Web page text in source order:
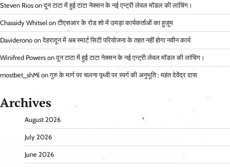
Steven Rios onदून टाटा में हुई टाटा नेक्सन के नई एन्ट्री लेवल मॉडल की लांचिंग।
Chassidy Whitsel onटीएसआर के रोड शो में उमड़ा कार्यकर्ताओं का हुज़ूम
Daviderono onदेहरादून में अब स्मार्ट सिटी परियोजना के तहत नहीं होगा नवीन कार्य
Winifred Powers onदून टाटा में हुई टाटा नेक्सन के नई एन्ट्री लेवल मॉडल की लांचिंग।
mostbet_shMl onगुरु के मार्ग पर चलना पृथ्वी पर स्वर्ग की अनुभूति : महंत देवेंद्र दास
Archives
August 2026
July 2026
June 2026